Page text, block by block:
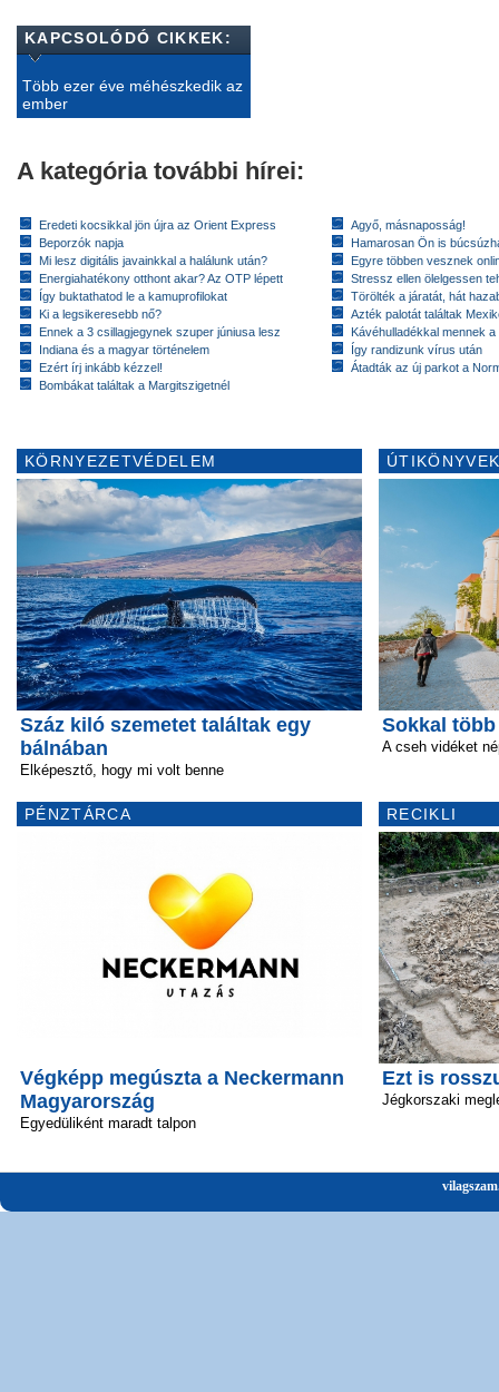
KAPCSOLÓDÓ CIKKEK:
Több ezer éve méhészkedik az
ember
A kategória további hírei:
Eredeti kocsikkal jön újra az Orient Express
Beporzók napja
Mi lesz digitális javainkkal a halálunk után?
Energiahatékony otthont akar? Az OTP lépett
Így buktathatod le a kamuprofilokat
Ki a legsikeresebb nő?
Ennek a 3 csillagjegynek szuper júniusa lesz
Indiana és a magyar történelem
Ezért írj inkább kézzel!
Bombákat találtak a Margitszigetnél
Agyő, másnaposság!
Hamarosan Ön is
Egyre többen vesznek
Stressz ellen ölelgessen
Törölték a járatát, hát
Azték palotát találtak
Kávéhulladékkal mennek
Így randizunk vírus után
Átadták az új parkot a
KÖRNYEZETVÉDELEM
Száz kiló szemetet találtak egy
bálnában
Elképesztő, hogy mi volt benne
PÉNZTÁRCA
Végképp megúszta a Neckermann
Magyarország
Egyedüliként maradt talpon
Sokkal
A cseh vidéket
RECIKLI
Ezt is
Jégkorszaki